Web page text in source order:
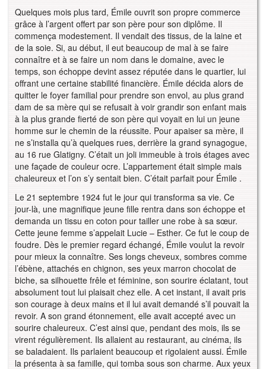
Quelques mois plus tard, Émile ouvrit son propre commerce
grâce à l’argent offert par son père pour son diplôme. Il
commença modestement. Il vendait des tissus, de la laine et
de la soie. Si, au début, il eut beaucoup de mal à se faire
connaître et à se faire un nom dans le domaine, avec le
temps, son échoppe devint assez réputée dans le quartier, lui
offrant une certaine stabilité financière. Émile décida alors de
quitter le foyer familial pour prendre son envol, au plus grand
dam de sa mère qui se refusait à voir grandir son enfant mais
à la plus grande fierté de son père qui voyait en lui un jeune
homme sur le chemin de la réussite. Pour apaiser sa mère, il
ne s’installa qu’à quelques rues, derrière la grand synagogue,
au 16 rue Glatigny. C’était un joli immeuble à trois étages avec
une façade de couleur ocre. L’appartement était simple mais
chaleureux et l’on s’y sentait bien. C’était parfait pour Émile .
Le 21 septembre 1924 fut le jour qui transforma sa vie. Ce
jour-là, une magnifique jeune fille rentra dans son échoppe et
demanda un tissu en coton pour tailler une robe à sa sœur.
Cette jeune femme s’appelait Lucie – Esther. Ce fut le coup de
foudre. Dès le premier regard échangé, Émile voulut la revoir
pour mieux la connaître. Ses longs cheveux, sombres comme
l’ébène, attachés en chignon, ses yeux marron chocolat de
biche, sa silhouette frêle et féminine, son sourire éclatant, tout
absolument tout lui plaisait chez elle. A cet instant, il avait pris
son courage à deux mains et il lui avait demandé s’il pouvait la
revoir. A son grand étonnement, elle avait accepté avec un
sourire chaleureux. C’est ainsi que, pendant des mois, ils se
virent régulièrement. Ils allaient au restaurant, au cinéma, ils
se baladaient. Ils parlaient beaucoup et rigolaient aussi. Émile
la présenta à sa famille, qui tomba sous son charme. Aux yeux